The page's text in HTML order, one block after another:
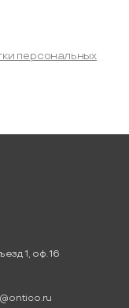
персональных
1, оф. 16